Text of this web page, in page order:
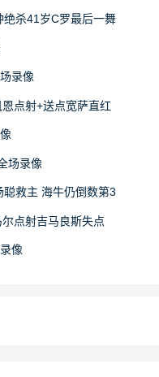
杀41岁C罗最后一舞
录像
点射+送点宽萨直红
场录像
救主 海牛仍倒数第3
点射吉马良斯失点
像